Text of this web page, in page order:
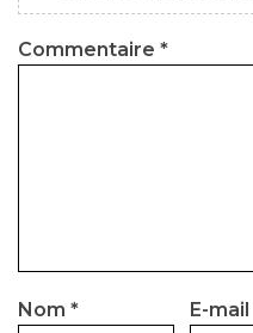
Commentaire *
Nom * E-mail